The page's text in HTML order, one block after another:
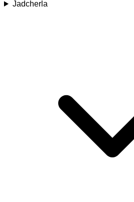
Jadcherla